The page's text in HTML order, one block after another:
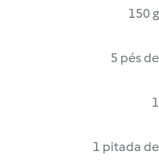
150 g
5 pés de
1
1 pitada de